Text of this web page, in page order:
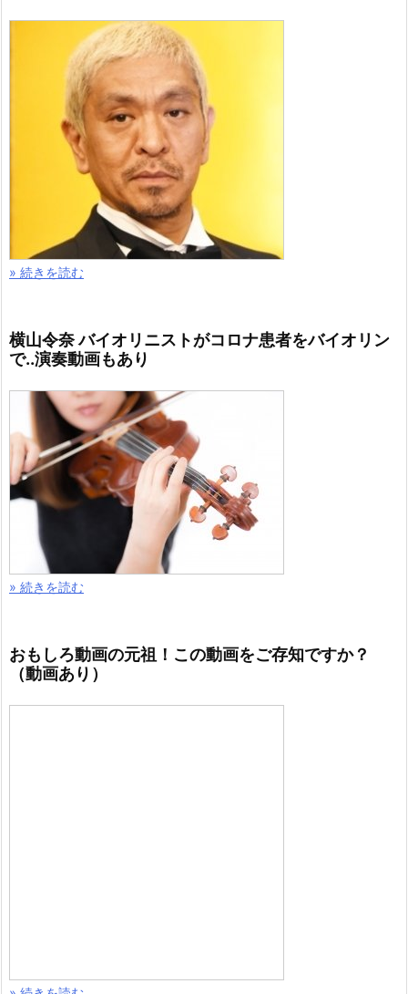
» 続きを読む
横山令奈 バイオリニストがコロナ患者をバイオリン
で..演奏動画もあり
» 続きを読む
おもしろ動画の元祖！この動画をご存知ですか？
（動画あり）